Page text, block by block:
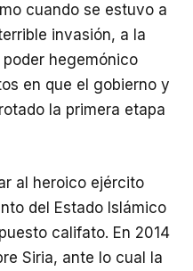
cuando se estuvo a
invasión, a la
hegemónico
en que el gobierno y
la primera etapa
al heroico ejército
del Estado Islámico
califato. En 2014
Siria, ante lo cual la